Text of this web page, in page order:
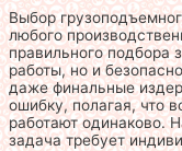
Выбор
любого
правильного подбора
работы, но и
даже финальные
ошибку, полагая, что
работают одинаково.
задача требует